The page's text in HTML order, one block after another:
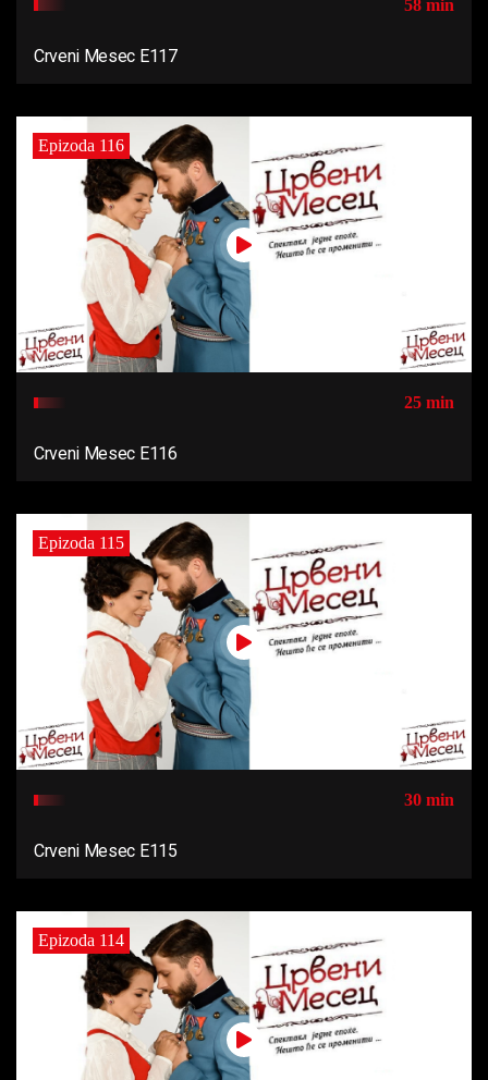
58 min
Crveni Mesec E117
Epizoda 116
25 min
Crveni Mesec E116
Epizoda 115
30 min
Crveni Mesec E115
Epizoda 114